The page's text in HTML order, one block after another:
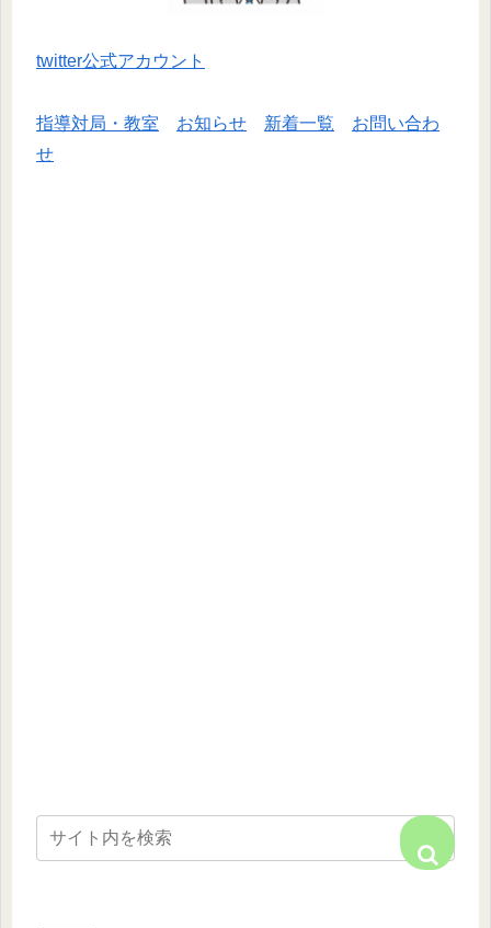
twitter公式アカウント
指導対局・教室 お知らせ 新着一覧
お問い合わ
せ